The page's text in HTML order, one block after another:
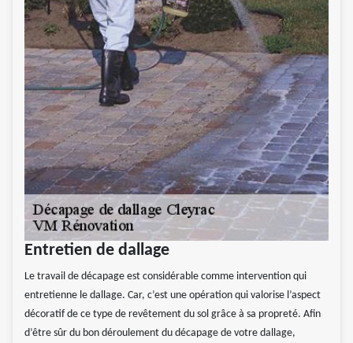
Entretien de dallage
Le travail de décapage est considérable comme intervention qui
entretienne le dallage. Car, c’est une opération qui valorise l’aspect
décoratif de ce type de revêtement du sol grâce à sa propreté. Afin
d’être sûr du bon déroulement du décapage de votre dallage,